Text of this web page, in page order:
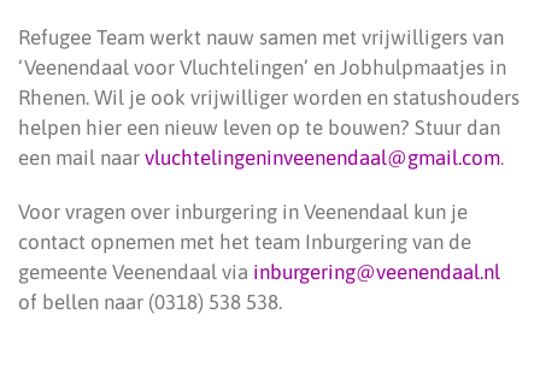
Refugee Team werkt nauw samen met vrijwilligers van
‘Veenendaal voor Vluchtelingen’ en Jobhulpmaatjes in
Rhenen. Wil je ook vrijwilliger worden en statushouders
helpen hier een nieuw leven op te bouwen? Stuur dan
een mail naar vluchtelingeninveenendaal@gmail.com.
Voor vragen over inburgering in Veenendaal kun je
contact opnemen met het team Inburgering van de
gemeente Veenendaal via inburgering@veenendaal.nl
of bellen naar (0318) 538 538.